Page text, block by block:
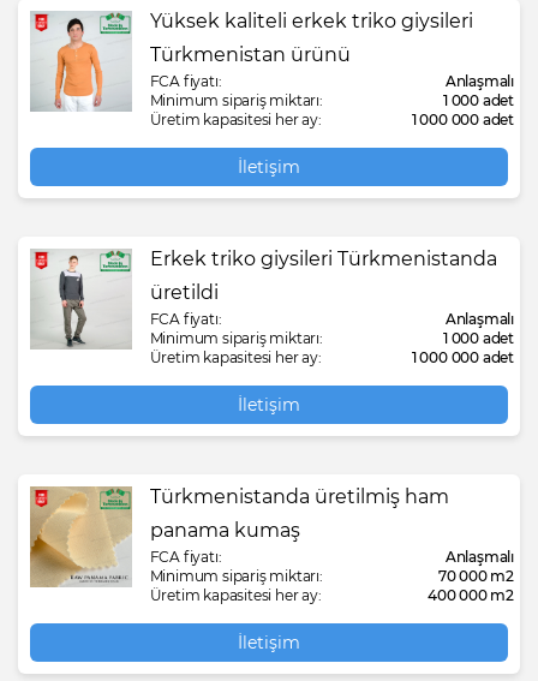
Yüksek kaliteli erkek triko giysileri
Türkmenistan ürünü
FCA fiyatı:
Anlaşmalı
Minimum sipariş miktarı:
1 000 adet
Üretim kapasitesi her ay:
1 000 000 adet
İletişim
Erkek triko giysileri Türkmenistanda
üretildi
FCA fiyatı:
Anlaşmalı
Minimum sipariş miktarı:
1 000 adet
Üretim kapasitesi her ay:
1 000 000 adet
İletişim
Türkmenistanda üretilmiş ham
panama kumaş
FCA fiyatı:
Anlaşmalı
Minimum sipariş miktarı:
70 000 m2
Üretim kapasitesi her ay:
400 000 m2
İletişim